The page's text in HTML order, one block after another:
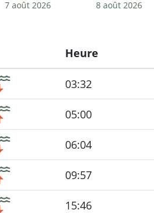
7 août 2026
8 août 2026
Heure
03:32
05:00
06:04
09:57
15:46